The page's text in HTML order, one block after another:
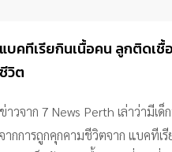
แบคทีเรียกินเนื้อคน ลูกติดเชื้
ชีวิต
ข่าวจาก 7 News Perth เล่าว่ามีเ
จากการถูกคุกคามชีวิตจาก แบคทีเ